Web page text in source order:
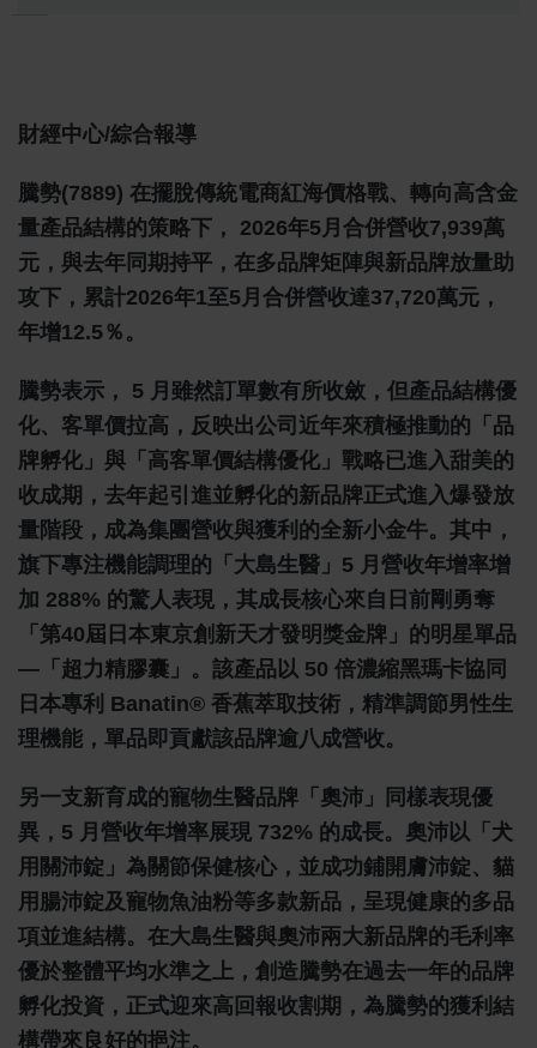
財經中心/綜合報導
騰勢(7889) 在擺脫傳統電商紅海價格戰、轉向高含金
量產品結構的策略下， 2026年5月合併營收7,939萬
元，與去年同期持平，在多品牌矩陣與新品牌放量助
攻下，累計2026年1至5月合併營收達37,720萬元，
年增12.5％。
騰勢表示， 5 月雖然訂單數有所收斂，但產品結構優
化、客單價拉高，反映出公司近年來積極推動的「品
牌孵化」與「高客單價結構優化」戰略已進入甜美的
收成期，去年起引進並孵化的新品牌正式進入爆發放
量階段，成為集團營收與獲利的全新小金牛。其中，
旗下專注機能調理的「大島生醫」5 月營收年增率增
加 288% 的驚人表現，其成長核心來自日前剛勇奪
「第40屆日本東京創新天才發明獎金牌」的明星單品
—「超力精膠囊」。該產品以 50 倍濃縮黑瑪卡協同
日本專利 Banatin® 香蕉萃取技術，精準調節男性生
理機能，單品即貢獻該品牌逾八成營收。
另一支新育成的寵物生醫品牌「奧沛」同樣表現優
異，5 月營收年增率展現 732% 的成長。奧沛以「犬
用關沛錠」為關節保健核心，並成功鋪開膚沛錠、貓
用腸沛錠及寵物魚油粉等多款新品，呈現健康的多品
項並進結構。在大島生醫與奧沛兩大新品牌的毛利率
優於整體平均水準之上，創造騰勢在過去一年的品牌
孵化投資，正式迎來高回報收割期，為騰勢的獲利結
構帶來良好的挹注。